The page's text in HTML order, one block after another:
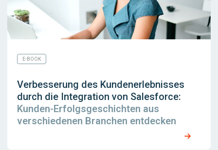
E-BOOK
Verbesserung des Kundenerlebnisses
durch die Integration von Salesforce:
Kunden-Erfolgsgeschichten aus
verschiedenen Branchen entdecken